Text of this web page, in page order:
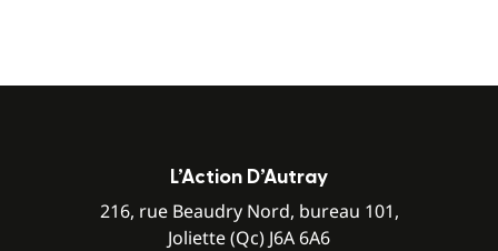
L’Action D’Autray
216, rue Beaudry Nord, bureau 101,
Joliette (Qc) J6A 6A6